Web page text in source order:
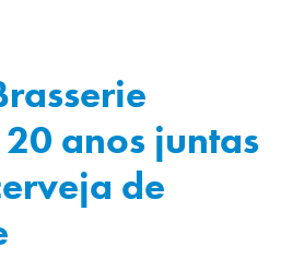
anos juntas
de